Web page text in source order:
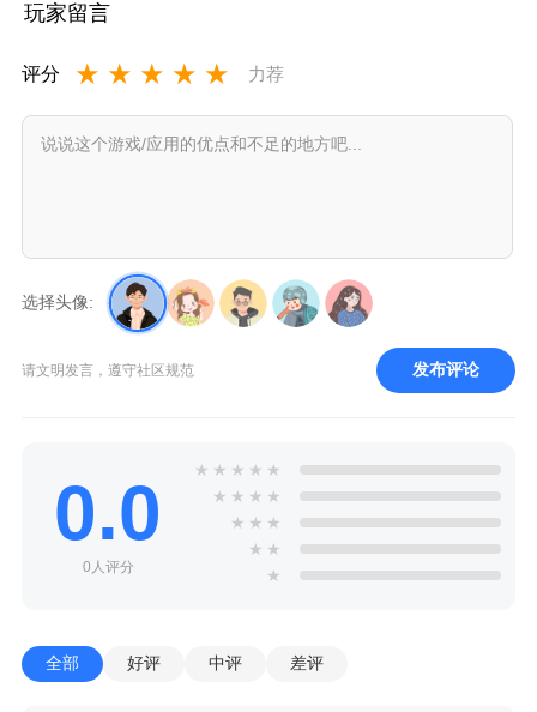
玩家留言
评分 ★ ★ ★ ★ ★ 力荐
选择头像:
请文明发言，遵守社区规范 发布评论
0.0
0人评分
★ ★ ★ ★ ★
★ ★ ★ ★
★ ★ ★
★ ★
★
全部 好评 中评 差评